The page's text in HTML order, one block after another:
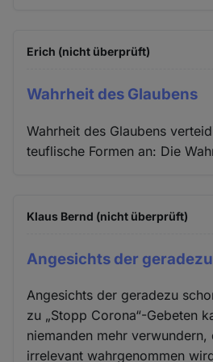
Erich (nicht überprüft)
Wahrheit des Glaubens
Wahrheit des Glaubens
teuflische Formen an: Die
Klaus Bernd (nicht überprüft)
Angesichts der
Angesichts der geradezu
zu „Stopp Corona“-Gebeten
niemanden mehr
irrelevant wahrgenommen